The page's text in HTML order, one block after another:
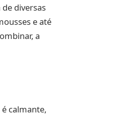
diversas
e até
a
calmante,